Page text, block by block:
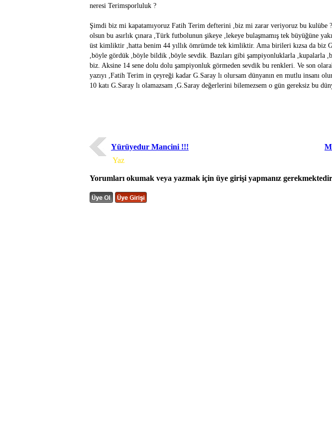
neresi Terimsporluluk ?
Şimdi biz mi kapatamıyoruz Fatih Terim defterini ,biz mi zarar veriyoruz bu kulübe
olsun bu asırlık çınara ,Türk futbolunun şikeye ,lekeye bulaşmamış tek büyüğüne
üst kimliktir ,hatta benim 44 yıllık ömrümde tek kimliktir. Ama birileri kızsa da biz
,böyle gördük ,böyle bildik ,böyle sevdik. Bazıları gibi şampiyonluklarla ,kupalarla
biz. Aksine 14 sene dolu dolu şampiyonluk görmeden sevdik bu renkleri. Ve son
yazıyı ,Fatih Terim in çeyreği kadar G.Saray lı olursam dünyanın en mutlu insanı
10 katı G.Saray lı olamazsam ,G.Saray değerlerini bilemezsem o gün gereksiz bu
Yürüyedur Mancini !!!
Yaz
Yorumları okumak veya yazmak için üye girişi yapmanız